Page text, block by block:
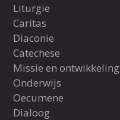
Liturgie
Caritas
Diaconie
Catechese
Missie en ontwikkeling
Onderwijs
Oecumene
Dialoog